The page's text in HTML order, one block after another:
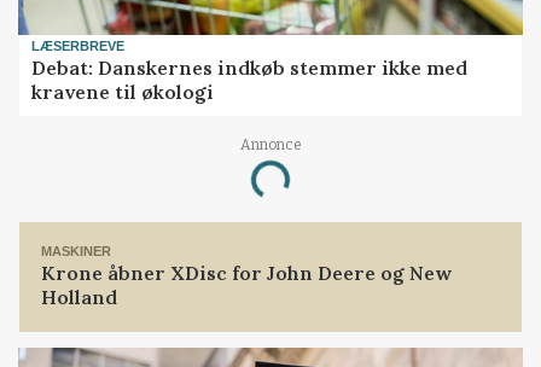
LÆSERBREVE
Debat: Danskernes indkøb stemmer ikke med
kravene til økologi
Annonce
Loading...
MASKINER
Krone åbner XDisc for John Deere og New
Holland